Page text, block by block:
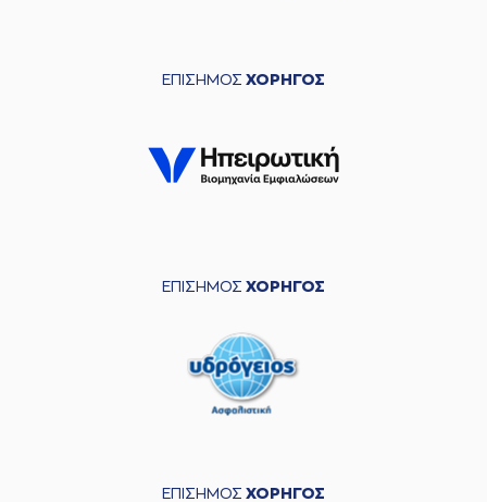
ΕΠΙΣΗΜΟΣ ΧΟΡΗΓΟΣ
ΕΠΙΣΗΜΟΣ ΧΟΡΗΓΟΣ
ΕΠΙΣΗΜΟΣ ΧΟΡΗΓΟΣ